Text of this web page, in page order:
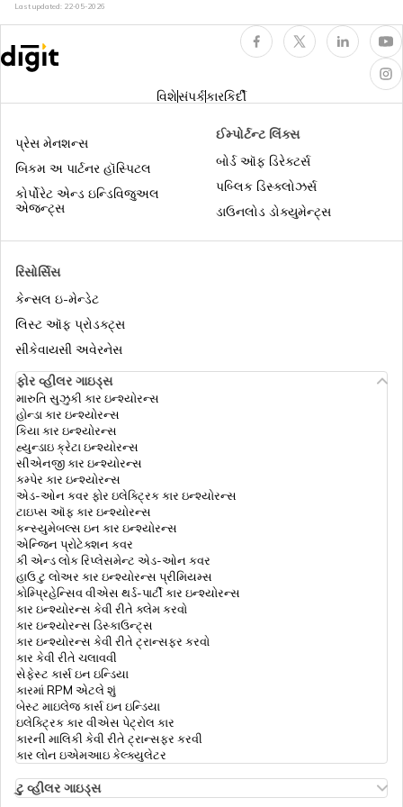
ક્રેડિટ રેટિંગ એજન્સી શું છે? ભારતની વિવિધ
&amp; કેવી રીતે સુધારવું
Last updated: 22-05-2026
વિશેસંપર્કકારકિર્દી
રિસોર્સિસ
કેન્સલ ઇ-મેન્ડેટ
લિસ્ટ ઑફ પ્રોડક્ટ્સ
સીકેવાયસી અવેરનેસ
પ્રેસ મેનશન્સ
બિકમ અ પાર્ટનર હૉસ્પિટલ
કોર્પોરેટ એન્ડ ઇન્ડિવિજુઅલ
એજન્ટ્સ
ઈમ્પોર્ટન્ટ લિંક્સ
બોર્ડ ઑફ ડિરેક્ટર્સ
પબ્લિક ડિસ્ક્લોઝર્સ
ડાઉનલોડ ડોક્યુમેન્ટ્સ
ફોર વ્હીલર ગાઇડ્સ
મારુતિ સુઝુકી કાર ઇન્શ્યોરન્સ
હોન્ડા કાર ઇન્શ્યોરન્સ
કિયા કાર ઇન્શ્યોરન્સ
હ્યુન્ડાઇ ક્રેટા ઇન્શ્યોરન્સ
સીએનજી કાર ઇન્શ્યોરન્સ
કમ્પેર કાર ઇન્શ્યોરન્સ
એડ-ઓન કવર ફોર ઇલેક્ટ્રિક કાર ઇન્શ્યોરન્સ
ટાઇપ્સ ઑફ કાર ઇન્શ્યોરન્સ
કન્સ્યુમેબલ્સ ઇન કાર ઇન્શ્યોરન્સ
એન્જિન પ્રોટેક્શન કવર
કી એન્ડ લોક રિપ્લેસમેન્ટ એડ-ઓન કવર
હાઉ ટુ લોઅર કાર ઇન્શ્યોરન્સ પ્રીમિયમ્સ
કોમ્પ્રિહેન્સિવ વીએસ થર્ડ-પાર્ટી કાર ઇન્શ્યોરન્સ
કાર ઇન્શ્યોરન્સ કેવી રીતે ક્લેમ કરવો
કાર ઇન્શ્યોરન્સ ડિસ્કાઉન્ટ્સ
કાર ઇન્શ્યોરન્સ કેવી રીતે ટ્રાન્સફર કરવો
કાર કેવી રીતે ચલાવવી
સેફેસ્ટ કાર્સ ઇન ઇન્ડિયા
કારમાં RPM એટલે શું
બેસ્ટ માઇલેજ કાર્સ ઇન ઇન્ડિયા
ઇલેક્ટ્રિક કાર વીએસ પેટ્રોલ કાર
કારની માલિકી કેવી રીતે ટ્રાન્સફર કરવી
કાર લોન ઇએમઆઇ કેલ્ક્યુલેટર
ટુ વ્હીલર ગાઇડ્સ